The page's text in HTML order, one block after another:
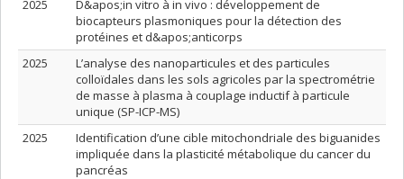
2025
D&apos;in vitro à in vivo : développement de
biocapteurs plasmoniques pour la détection des
protéines et d&apos;anticorps
2025
L’analyse des nanoparticules et des particules
colloïdales dans les sols agricoles par la spectrométrie
de masse à plasma à couplage inductif à particule
unique (SP-ICP-MS)
2025
Identification d’une cible mitochondriale des biguanides
impliquée dans la plasticité métabolique du cancer du
pancréas